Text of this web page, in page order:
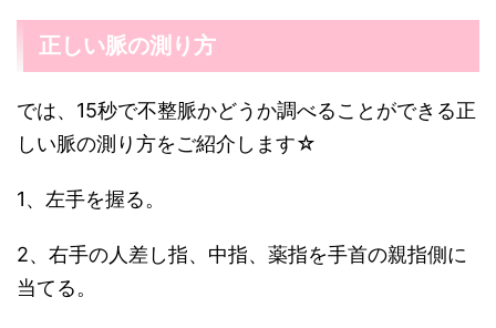
正しい脈の測り方
では、15秒で不整脈かどうか調べることができる正
しい脈の測り方をご紹介します☆
1、左手を握る。
2、右手の人差し指、中指、薬指を手首の親指側に
当てる。